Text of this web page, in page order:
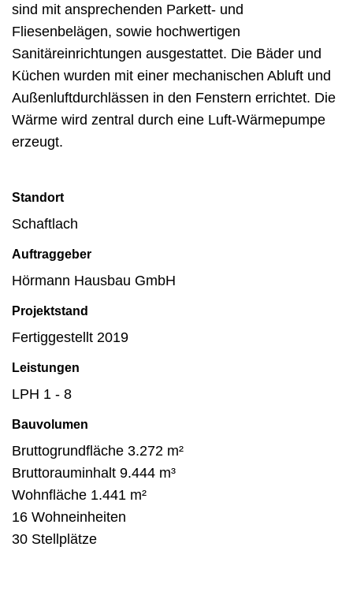
sind mit ansprechenden Parkett- und
Fliesenbelägen, sowie hochwertigen
Sanitäreinrichtungen ausgestattet. Die Bäder und
Küchen wurden mit einer mechanischen Abluft und
Außenluftdurchlässen in den Fenstern errichtet. Die
Wärme wird zentral durch eine Luft-Wärmepumpe
erzeugt.
Standort
Schaftlach
Auftraggeber
Hörmann Hausbau GmbH
Projektstand
Fertiggestellt 2019
Leistungen
LPH 1 - 8
Bauvolumen
Bruttogrundfläche 3.272 m²
Bruttorauminhalt 9.444 m³
Wohnfläche 1.441 m²
16 Wohneinheiten
30 Stellplätze